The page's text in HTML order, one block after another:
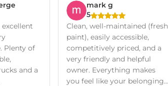
excellent
Plenty of
and a
mark g
5
Clean, well-maintained (fresh
paint), easily accessible,
competitively priced, and a
very friendly and helpful
owner. Everything makes
you feel like your belongings